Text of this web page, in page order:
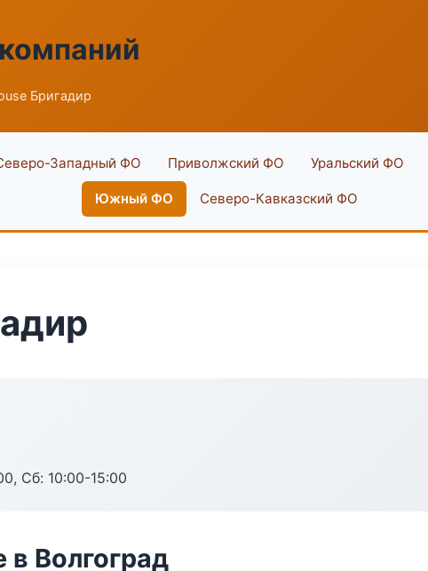
Бригадир
Западный ФО Приволжский ФО Уральский ФО
Южный ФО Северо-Кавказский ФО
Сб: 10:00-15:00
Волгоград